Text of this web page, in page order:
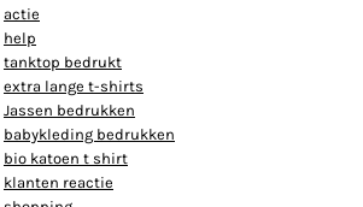
actie
help
tanktop bedrukt
extra lange t-shirts
Jassen bedrukken
babykleding bedrukken
bio katoen t shirt
klanten reactie